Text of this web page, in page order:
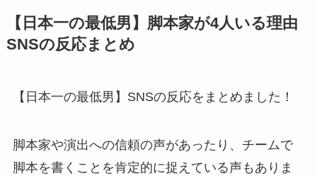
【日本一の最低男】脚本家が4人いる理由
SNSの反応まとめ
【日本一の最低男】SNSの反応をまとめました！
脚本家や演出への信頼の声があったり、チームで
脚本を書くことを肯定的に捉えている声もありま